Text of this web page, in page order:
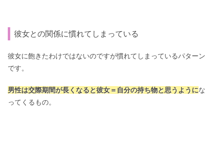
彼女との関係に慣れてしまっている
彼女に飽きたわけではないのですが慣れてしまっているパターン
です。
男性は交際期間が長くなると彼女＝自分の持ち物と思うようにな
ってくるもの。